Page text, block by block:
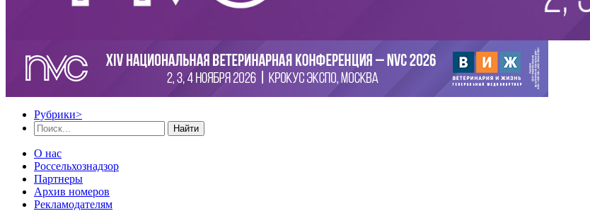
Рубрики>
Найти
О нас
Россельхознадзор
Партнеры
Архив номеров
Рекламодателям